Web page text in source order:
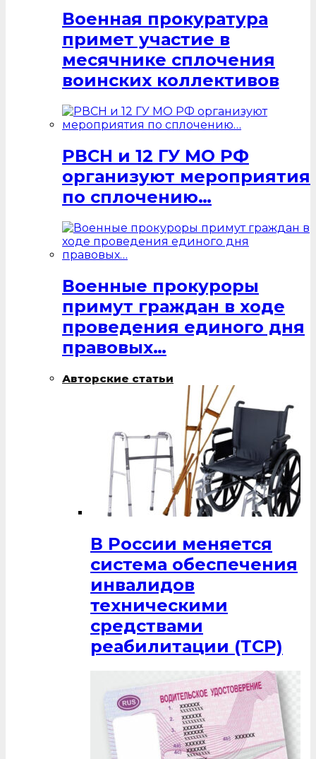
Военная прокуратура
примет участие в
месячнике сплочения
воинских коллективов
РВСН и 12 ГУ МО РФ
организуют мероприятия
по сплочению…
Военные прокуроры
примут граждан в ходе
проведения единого дня
правовых…
Авторские статьи
В России меняется
система обеспечения
инвалидов
техническими
средствами
реабилитации (ТСР)